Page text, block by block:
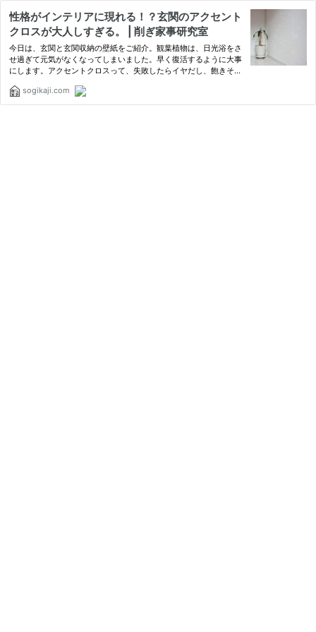
性格がインテリアに現れる！？玄関のアクセント
クロスが大人しすぎる。 | 削ぎ家事研究室
今日は、玄関と玄関収納の壁紙をご紹介。観葉植物は、日光浴をさ
せ過ぎて元気がなくなってしまいました。早く復活するように大事
にします。アクセントクロスって、失敗したらイヤだし、飽きそう
sogikaji.com